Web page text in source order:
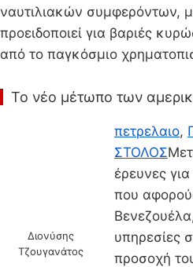
ναυτιλιακών συμφερόντων,
προειδοποιεί για βαριές
από το παγκόσμιο
Το νέο μέτωπο των
Διονύσης
Τζουγανάτος
πετρελαιο,
ΣΤΟΛΟΣ
έρευνες
που
υπηρεσίες
προσοχή